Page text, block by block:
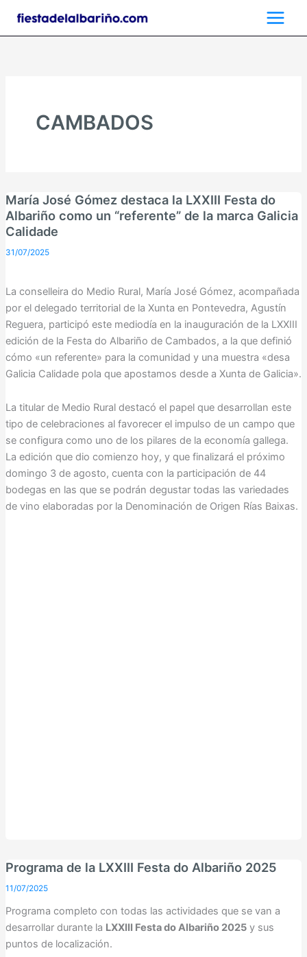
contenido
CAMBADOS
María José Gómez destaca la LXXIII Festa do
Albariño como un “referente” de la marca Galicia
Calidade
31/07/2025
La conselleira do Medio Rural, María José Gómez, acompañada
por el delegado territorial de la Xunta en Pontevedra, Agustín
Reguera, participó este mediodía en la inauguración de la LXXIII
edición de la Festa do Albariño de Cambados, a la que definió
cómo «un referente» para la comunidad y una muestra «desa
Galicia Calidade pola que apostamos desde a Xunta de Galicia».
La titular de Medio Rural destacó el papel que desarrollan este
tipo de celebraciones al favorecer el impulso de un campo que
se configura como uno de los pilares de la economía gallega.
La edición que dio comienzo hoy, y que finalizará el próximo
domingo 3 de agosto, cuenta con la participación de 44
bodegas en las que se podrán degustar todas las variedades
de vino elaboradas por la Denominación de Origen Rías Baixas.
Programa de la LXXIII Festa do Albariño 2025
11/07/2025
Programa completo con todas las actividades que se van a
desarrollar durante la LXXIII Festa do Albariño 2025y sus
puntos de localización.